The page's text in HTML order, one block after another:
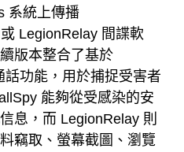
系統上傳播
LegionRelay 間諜軟
版本整合了基於
功能，用於捕捉受害者
能夠從受感染的安
息，而 LegionRelay 則
竊取、螢幕截圖、瀏覽